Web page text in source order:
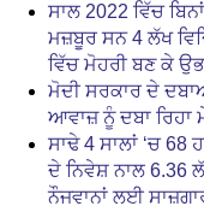
ਸਾਲ 2022 ਵਿੱਚ
ਮਜ਼ਬੂਰ ਸਨ 4 ਲੱਖ
ਵਿੱਚ ਮੋਹਰੀ ਬਣ ਕੇ
ਮੋਦੀ ਸਰਕਾਰ ਦੇ
ਆਵਾਜ਼ ਨੂੰ ਦਬਾ ਰਿਹਾ
ਸਾਢੇ 4 ਸਾਲਾਂ ‘ਚ
ਦੇ ਨਿਵੇਸ਼ ਨਾਲ 6.36
ਨੌਜਵਾਨਾਂ ਲਈ